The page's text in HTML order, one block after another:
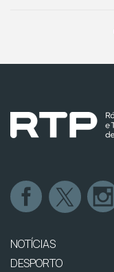
NOTÍCIAS
DESPORTO